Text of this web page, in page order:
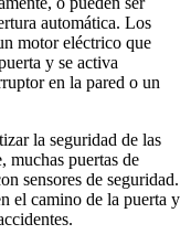
automática. Los
motor eléctrico que
y se activa
en la pared o un
la seguridad de las
muchas puertas de
sensores de seguridad.
el camino de la puerta y